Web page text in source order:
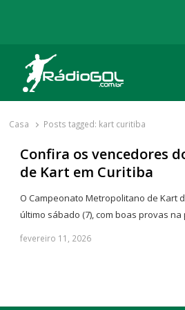
Rádio Gol
Há mais de 20 anos com as melhores
Casa Posts tagged: kart curitiba
Confira os vencedores
de Kart em Curitiba
O Campeonato Metropolitano de Kart
último sábado (7), com boas provas
fevereiro 11, 2026